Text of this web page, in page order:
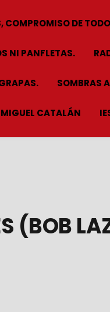
COMPROMISO DE
NI PANFLETAS.
SOMBRAS
MIGUEL CATALÁN
(BOB